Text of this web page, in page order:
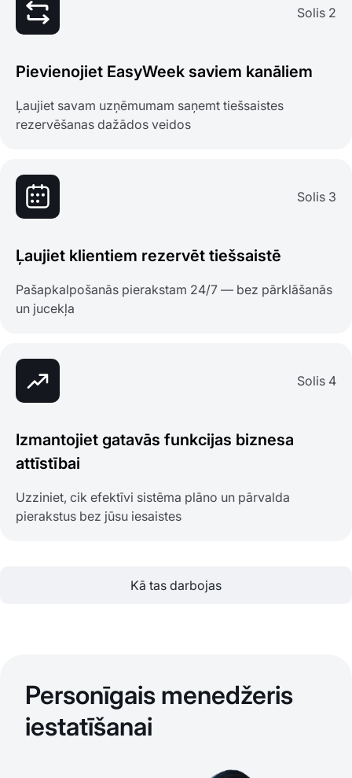
Solis 2
Pievienojiet EasyWeek saviem kanāliem
Ļaujiet savam uzņēmumam saņemt tiešsaistes
rezervēšanas dažādos veidos
Solis 3
Ļaujiet klientiem rezervēt tiešsaistē
Pašapkalpošanās pierakstam 24/7 — bez pārklāšanās
un jucekļa
Solis 4
Izmantojiet gatavās funkcijas biznesa
attīstībai
Uzziniet, cik efektīvi sistēma plāno un pārvalda
pierakstus bez jūsu iesaistes
Kā tas darbojas
Personīgais menedžeris
iestatīšanai